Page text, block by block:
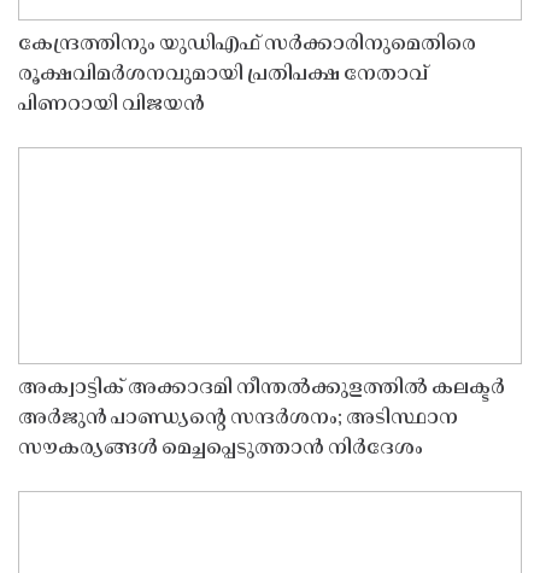
കേന്ദ്രത്തിനും യുഡിഎഫ് സർക്കാരിനുമെതിരെ
രൂക്ഷവിമർശനവുമായി പ്രതിപക്ഷ നേതാവ്
പിണറായി വിജയൻ
അക്വാട്ടിക് അക്കാദമി നീന്തൽക്കുളത്തിൽ കലക്ടർ
അർജുൻ പാണ്ഡ്യൻ്റെ സന്ദർശനം; അടിസ്ഥാന
സൗകര്യങ്ങൾ മെച്ചപ്പെടുത്താൻ നിർദേശം